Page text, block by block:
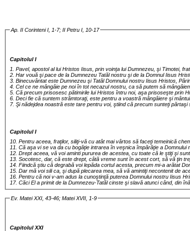
Ap. II Corinteni I, 1-7; II Petru I, 10-17
Capitolul I
1. Pavel, apostol al lui Hristos Iisus, prin voinţa lui Dumnezeu, şi Timotei,
2. Har vouă şi pace de la Dumnezeu Tatăl nostru şi de la Domnul Iisus
3. Binecuvântat este Dumnezeu şi Tatăl Domnului nostru Iisus Hristos,
4. Cel ce ne mângâie pe noi în tot necazul nostru, ca să putem să
5. Că precum prisosesc pătimirile lui Hristos întru noi, aşa prisoseşte prin
6. Deci fie că suntem strâmtoraţi, este pentru a voastră mângâiere şi
7. Şi nădejdea noastră este tare pentru voi, ştiind că precum sunteţi părtaşi
Capitolul I
10. Pentru aceea, fraţilor, siliţi-vă cu atât mai vârtos să faceţi temeinică
11. Că aşa vi se va da cu bogăţie intrarea în veşnica împărăţie a Domnului
12. Drept aceea, vă voi aminti pururea de acestea, cu toate că le ştiţi şi
13. Socotesc, dar, că este drept, câtă vreme sunt în acest cort, să vă ţin
14. Fiindcă ştiu că degrabă voi lepăda cortul acesta, precum mi-a arătat
15. Dar mă voi sili ca, şi după plecarea mea, să vă amintiţi necontenit de
16. Pentru că noi v-am adus la cunoştinţă puterea Domnului nostru Iisus
17. Căci El a primit de la Dumnezeu-Tatăl cinste şi slavă atunci când, din
Ev. Matei XXI, 43-46; Matei XVII, 1-9
Capitolul XXI